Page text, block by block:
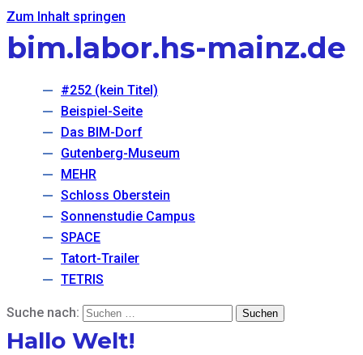
Zum Inhalt springen
bim.labor.hs-mainz.de
#252 (kein Titel)
Beispiel-Seite
Das BIM-Dorf
Gutenberg-Museum
MEHR
Schloss Oberstein
Sonnenstudie Campus
SPACE
Tatort-Trailer
TETRIS
Suche nach:
Hallo Welt!